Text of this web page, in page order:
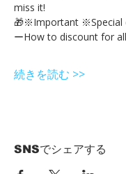
miss it!
🎁※Important ※Special
ーHow to discount for
続きを読む >>
SNSでシェアする